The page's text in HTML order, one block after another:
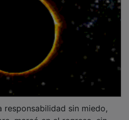
marcó en el regreso, sin